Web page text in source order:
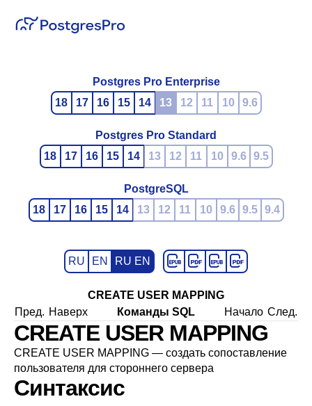
Postgres Pro Enterprise
18
17 16 15 14 13 12 11 10 9.6
Postgres Pro Standard
18
17 16 15 14 13 12 11 10 9.6 9.5
PostgreSQL
18
17 16 15 14 13 12 11 10 9.6 9.5 9.4
RU EN RU EN
CREATE USER MAPPING
Пред. Наверх Команды SQL Начало След.
CREATE USER MAPPING
CREATE USER MAPPING — создать сопоставление
пользователя для стороннего сервера
Синтаксис